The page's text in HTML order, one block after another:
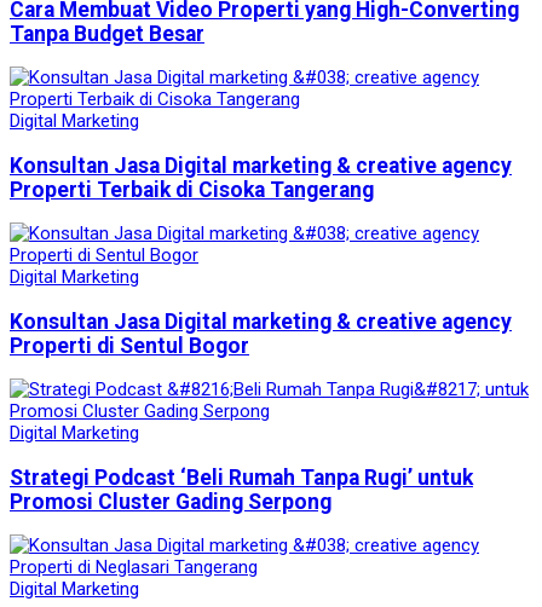
Cara Membuat Video Properti yang High-Converting
Tanpa Budget Besar
Digital Marketing
Konsultan Jasa Digital marketing & creative agency
Properti Terbaik di Cisoka Tangerang
Digital Marketing
Konsultan Jasa Digital marketing & creative agency
Properti di Sentul Bogor
Digital Marketing
Strategi Podcast ‘Beli Rumah Tanpa Rugi’ untuk
Promosi Cluster Gading Serpong
Digital Marketing